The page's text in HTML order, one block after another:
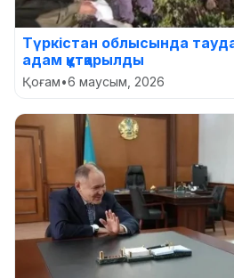
Түркістан облысында
адам құтқарылды
Қоғам•6 маусым, 2026